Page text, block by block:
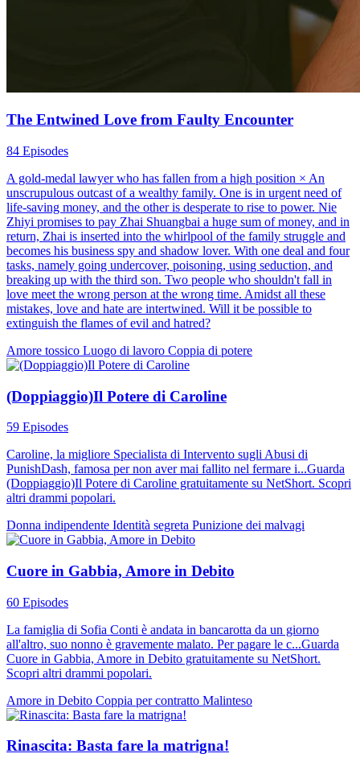
The Entwined Love from Faulty Encounter
84 Episodes
A gold-medal lawyer who has fallen from a high position × An
unscrupulous outcast of a wealthy family. One is in urgent need of
life-saving money, and the other is desperate to rise to power. Nie
Zhiyi promises to pay Zhai Shuangbai a huge sum of money, and in
return, Zhai is inserted into the whirlpool of the family struggle and
becomes his business spy and shadow lover. With one deal and four
tasks, namely going undercover, poisoning, using seduction, and
breaking up with the third son. Two people who shouldn't fall in
love meet the wrong person at the wrong time. Amidst all these
mistakes, love and hate are intertwined. Will it be possible to
extinguish the flames of evil and hatred?
Amore tossico Luogo di lavoro Coppia di potere
(Doppiaggio)Il Potere di Caroline
59 Episodes
Caroline, la migliore Specialista di Intervento sugli Abusi di
PunishDash, famosa per non aver mai fallito nel fermare i...Guarda
(Doppiaggio)Il Potere di Caroline gratuitamente su NetShort. Scopri
altri drammi popolari.
Donna indipendente Identità segreta Punizione dei malvagi
Cuore in Gabbia, Amore in Debito
60 Episodes
La famiglia di Sofia Conti è andata in bancarotta da un giorno
all'altro, suo nonno è gravemente malato. Per pagare le c...Guarda
Cuore in Gabbia, Amore in Debito gratuitamente su NetShort.
Scopri altri drammi popolari.
Amore in Debito Coppia per contratto Malinteso
Rinascita: Basta fare la matrigna!